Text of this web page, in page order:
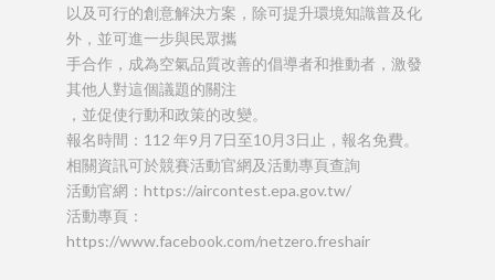
以及可行的創意解決方案，除可提升環境知識普及化
外，並可進一步與民眾攜
手合作，成為空氣品質改善的倡導者和推動者，激發
其他人對這個議題的關注
，並促使行動和政策的改變。
報名時間：112 年9月7日至10月3日止，報名免費。
相關資訊可於競賽活動官網及活動專頁查詢
活動官網：https://aircontest.epa.gov.tw/
活動專頁：
https://www.facebook.com/netzero.freshair